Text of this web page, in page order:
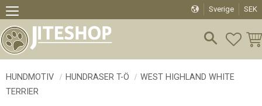
Meny
Sverige SEK
HUNDMOTIV HUNDRASER T-Ö
WEST HIGHLAND WHITE
TERRIER